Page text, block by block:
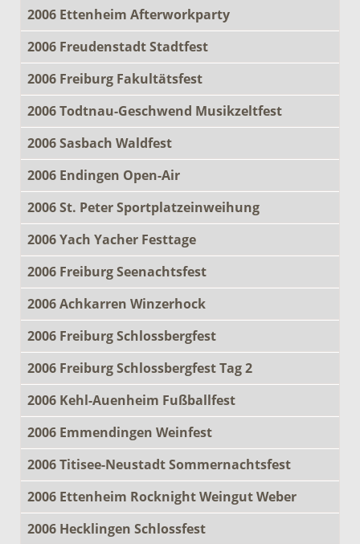
2006 Ettenheim Afterworkparty
2006 Freudenstadt Stadtfest
2006 Freiburg Fakultätsfest
2006 Todtnau-Geschwend Musikzeltfest
2006 Sasbach Waldfest
2006 Endingen Open-Air
2006 St. Peter Sportplatzeinweihung
2006 Yach Yacher Festtage
2006 Freiburg Seenachtsfest
2006 Achkarren Winzerhock
2006 Freiburg Schlossbergfest
2006 Freiburg Schlossbergfest Tag 2
2006 Kehl-Auenheim Fußballfest
2006 Emmendingen Weinfest
2006 Titisee-Neustadt Sommernachtsfest
2006 Ettenheim Rocknight Weingut Weber
2006 Hecklingen Schlossfest